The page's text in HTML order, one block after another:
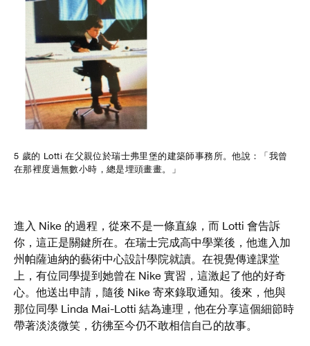
5 歲的 Lotti 在父親位於瑞士弗里堡的建築師事務所。他說：「我曾
在那裡度過無數小時，總是埋頭畫畫。」
進入 Nike 的過程，從來不是一條直線，而 Lotti 會告訴
你，這正是關鍵所在。在瑞士完成高中學業後，他進入加
州帕薩迪納的藝術中心設計學院就讀。在視覺傳達課堂
上，有位同學提到她曾在 Nike 實習，這激起了他的好奇
心。他送出申請，隨後 Nike 寄來錄取通知。後來，他與
那位同學 Linda Mai-Lotti 結為連理，他在分享這個細節時
帶著淡淡微笑，彷彿至今仍不敢相信自己的故事。